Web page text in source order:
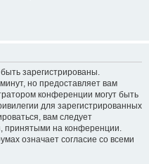
зарегистрированы.
но предоставляет вам
конференции могут быть
для зарегистрированных
вам следует
принятыми на конференции.
означает согласие со всеми